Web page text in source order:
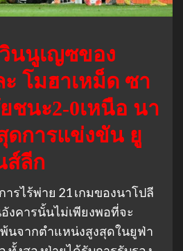
นนูเญซของ
ะ โมฮาเหม็ด ซา
ชนะ2-0เหนือ นา
ดการแข่งขัน ยู
ส์ลีก
ารไร้พ่าย 21 เกมของนาโปลี
งคารนั้นไม่เพียงพอที่จะ
นจากตำแหน่งสูงสุดในยูฟ่า